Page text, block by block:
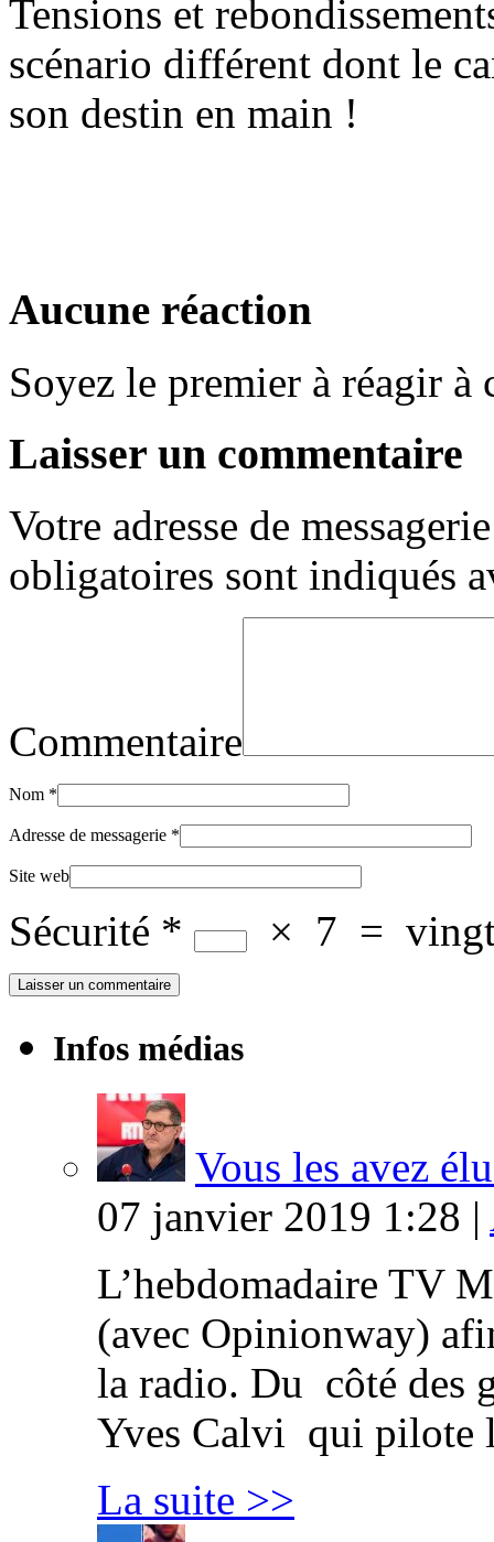
Tensions et
scénario différent dont le
son destin en main !
Aucune réaction
Soyez le premier à réagir à
Laisser un commentaire
Votre adresse de
obligatoires sont indiqués
Commentaire
Nom *
Adresse de messagerie *
Site web
Sécurité * × 7 =
Infos médias
Vous les avez
07 janvier 2019 1:28 |
L’hebdomadaire TV
(avec Opinionway)
la radio. Du côté des
Yves Calvi qui
La suite >>